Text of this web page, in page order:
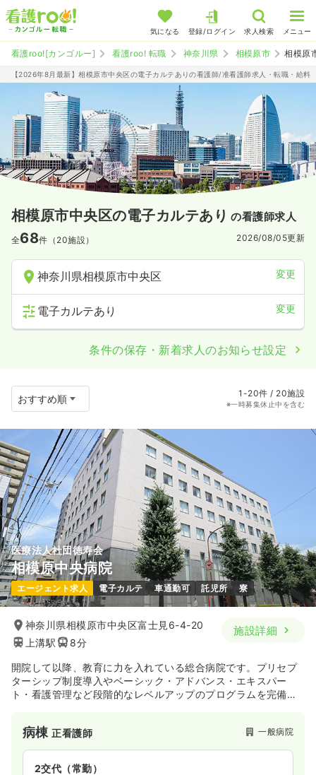
気になる 登録/ログイン 求人検索 メニュー
看護roo![カンゴルー] 看護roo! 転職 神奈川県 相模原市 相模原
【2026年8月最新】相模原市中央区の電子カルテありの看護師/准看護師求人・転職・給料
相模原市中央区の電子カルテあり の看護師求人
全68件（20施設） 2026/08/05更新
神奈川県相模原市中央区 変更
電子カルテあり 変更
条件の保存・新着求人のお知らせ設定
1-20件 / 20施設
※一時募集休止中を含む
医療法人社団徳寿会
相模原中央病院
エージェント求人 電子カルテ 車通勤可 託児所 寮
神奈川県相模原市中央区富士見6-4-20
上溝駅
8分
施設詳細
開院して以降、教育に力を入れている総合病院です。プリセプ
ターシップ制度導入やベーシック・アドバンス・エキスパー
ト・看護管理など段階的なレベルアップのプログラムを完備し
病棟正看護師 一般病院
2交代（常勤）